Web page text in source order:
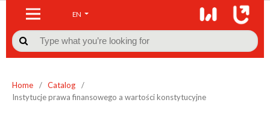
EN

Home / Catalog
/
Instytucje prawa finansowego a wartości konstytucyjne